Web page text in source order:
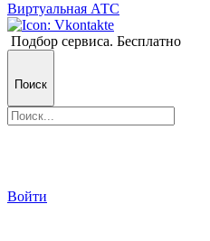
Виртуальная АТС
Подбор сервиса. Бесплатно
Поиск
Войти